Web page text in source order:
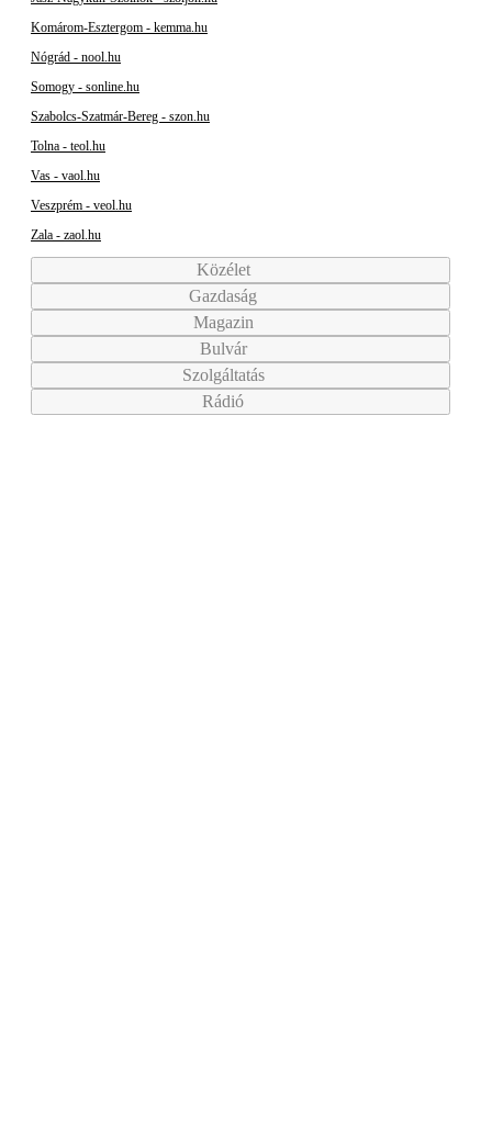
Komárom-Esztergom - kemma.hu
Nógrád - nool.hu
Somogy - sonline.hu
Szabolcs-Szatmár-Bereg - szon.hu
Tolna - teol.hu
Vas - vaol.hu
Veszprém - veol.hu
Zala - zaol.hu
Közélet
Gazdaság
Magazin
Bulvár
Szolgáltatás
Rádió